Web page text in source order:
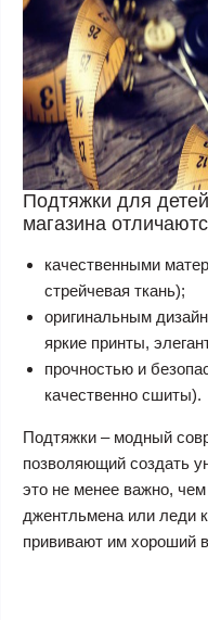
Подтяжки для
магазина
качественными
стрейчевая ткань);
оригинальным
яркие принты,
прочностью и
качественно сшиты).
Подтяжки – модный
позволяющий создать
это не менее важно,
джентльмена или леди
прививают им хороший